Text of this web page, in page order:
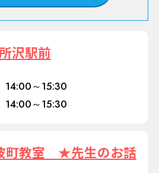
沢駅前
14:00～15:30
14:00～15:30
町教室 ★先生のお話